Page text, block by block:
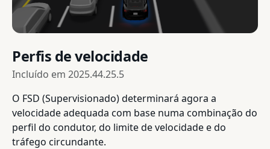
Perfis de velocidade
Incluído em 2025.44.25.5
O FSD (Supervisionado) determinará agora a
velocidade adequada com base numa combinação do
perfil do condutor, do limite de velocidade e do
tráfego circundante.